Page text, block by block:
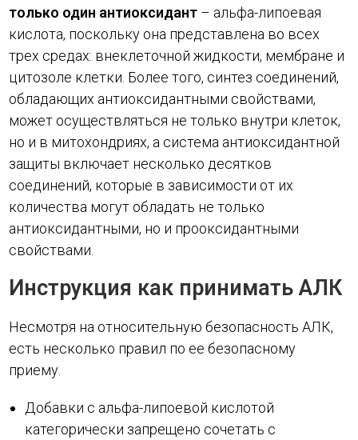
только один антиоксидант – альфа-липоевая
кислота, поскольку она представлена во всех
трех средах: внеклеточной жидкости, мембране и
цитозоле клетки. Более того, синтез соединений,
обладающих антиоксидантными свойствами,
может осуществляться не только внутри клеток,
но и в митохондриях, а система антиоксидантной
защиты включает несколько десятков
соединений, которые в зависимости от их
количества могут обладать не только
антиоксидантными, но и прооксидантными
свойствами.
Инструкция как принимать АЛК
Несмотря на относительную безопасность АЛК,
есть несколько правил по ее безопасному
приему.
Добавки с альфа-липоевой кислотой
категорически запрещено сочетать с